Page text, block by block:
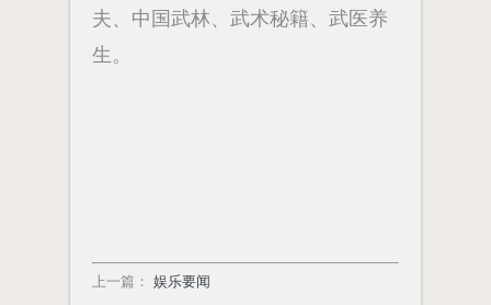
夫、中国武林、武术秘籍、武医养
生。
上一篇 ： 娱乐要闻